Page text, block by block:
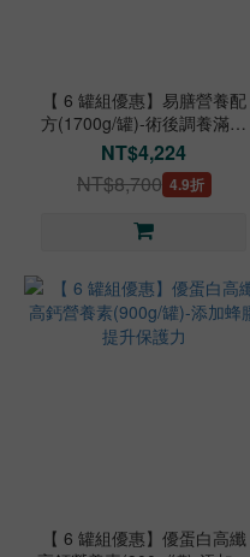
【 6 罐組優惠】易膳營養配
方(1700g/罐)-術後調養滿足
營養
NT$4,224
NT$8,700 4.9折
【 6 罐組優惠】優蛋白高纖